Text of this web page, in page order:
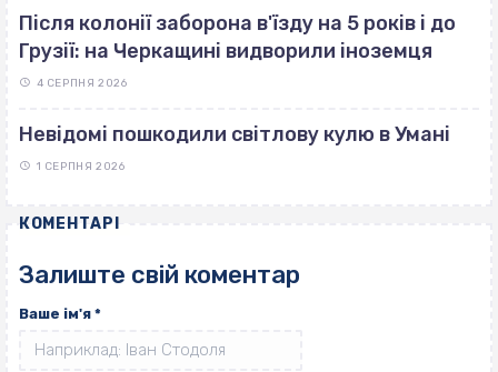
Після колонії заборона в'їзду на 5 років і до
Грузії: на Черкащині видворили іноземця
4 СЕРПНЯ 2026
Невідомі пошкодили світлову кулю в Умані
1 СЕРПНЯ 2026
КОМЕНТАРІ
Залиште свій коментар
Ваше ім'я *